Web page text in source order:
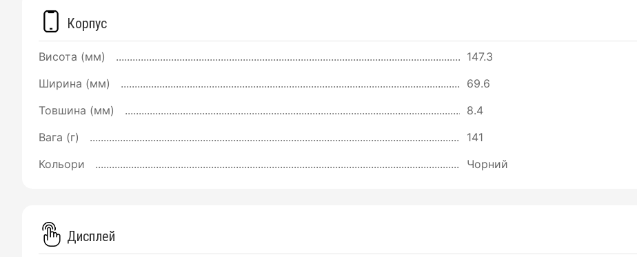
Корпус
Висота (мм)
147.3
Ширина (мм)
69.6
Товшина (мм)
8.4
Вага (г)
141
Кольори
Чорний
Дисплей